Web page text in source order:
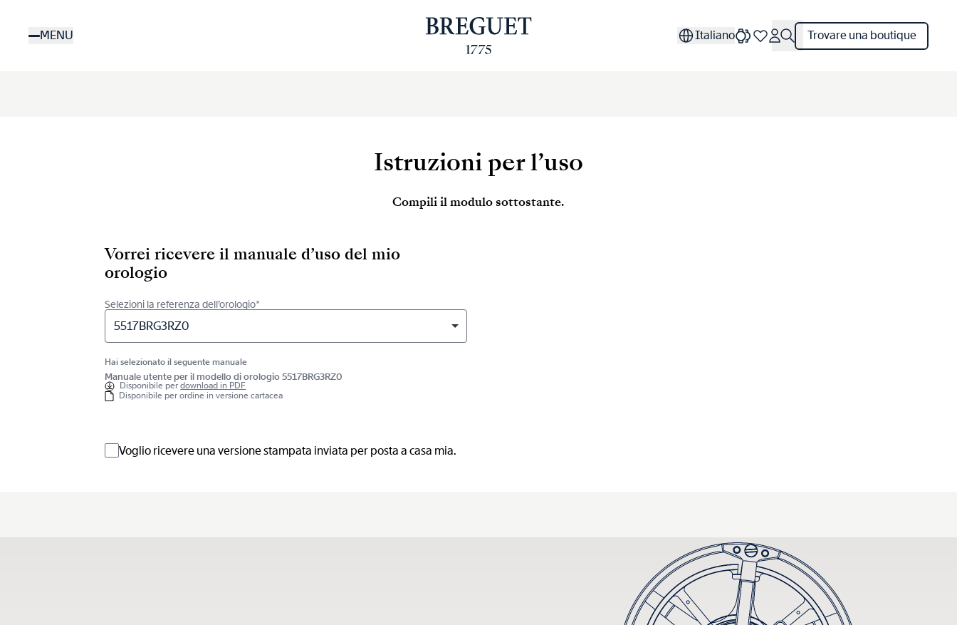
contenutoMENU Italiano Trovare una boutique
Istruzioni per l’uso
Compili il modulo sottostante.
Vorrei ricevere il manuale d’uso del mio
orologio
Selezioni la referenza dell’orologio*
5517BRG3RZ0
Hai selezionato il seguente manuale
Manuale utente per il modello di orologio 5517BRG3RZ0
Disponibile perdownload in PDF
Disponibile per ordine in versione cartacea
Voglio ricevere una versione stampata inviata per posta a casa mia.